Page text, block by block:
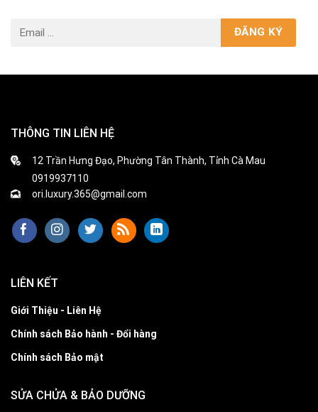
THÔNG TIN LIÊN HỆ
12 Trần Hưng Đạo, Phường Tân Thành, Tỉnh Cà Mau
0919937110
ori.luxury.365@gmail.com
LIÊN KẾT
Giới Thiệu - Liên Hệ
Chính sách Bảo hành - Đổi hàng
Chính sách Bảo mật
SỬA CHỬA & BẢO DƯỠNG